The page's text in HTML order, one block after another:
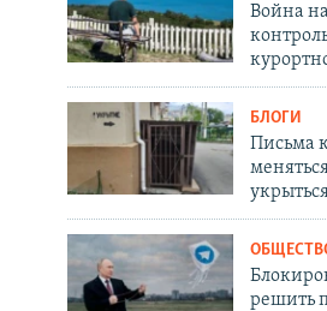
Война
БЛОГИ
Письма
решить